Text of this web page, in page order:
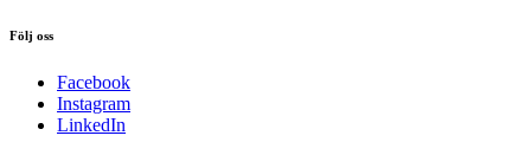
Följ oss
Facebook
Instagram
LinkedIn